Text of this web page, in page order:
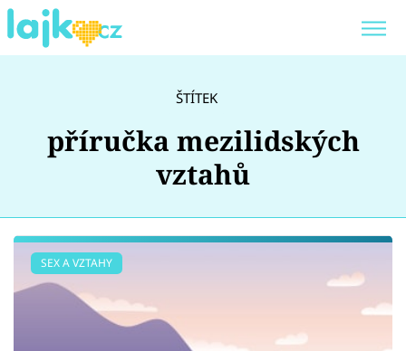
Showbyznys
Youtubeři
ŠTÍTEK
příručka mezilidských
vztahů
SEX A VZTAHY